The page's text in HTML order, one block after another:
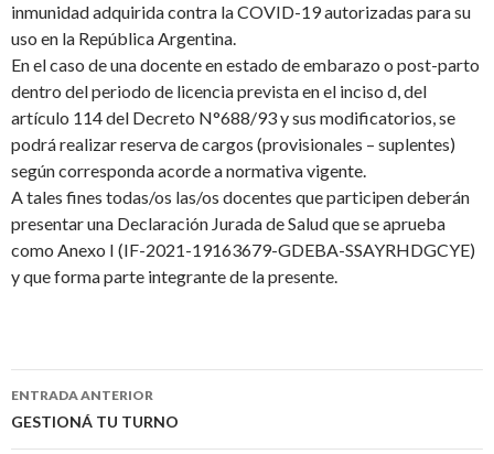
inmunidad adquirida contra la COVID-19 autorizadas para su
uso en la República Argentina.
En el caso de una docente en estado de embarazo o post-parto
dentro del periodo de licencia prevista en el inciso d, del
artículo 114 del Decreto N°688/93 y sus modificatorios, se
podrá realizar reserva de cargos (provisionales – suplentes)
según corresponda acorde a normativa vigente.
A tales fines todas/os las/os docentes que participen deberán
presentar una Declaración Jurada de Salud que se aprueba
como Anexo I (IF-2021-19163679-GDEBA-SSAYRHDGCYE)
y que forma parte integrante de la presente.
Navegación
de
ENTRADA ANTERIOR
GESTIONÁ TU TURNO